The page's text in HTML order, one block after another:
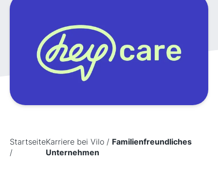
Startseite
/
Karriere bei Vilo / Familienfreundliches
Unternehmen